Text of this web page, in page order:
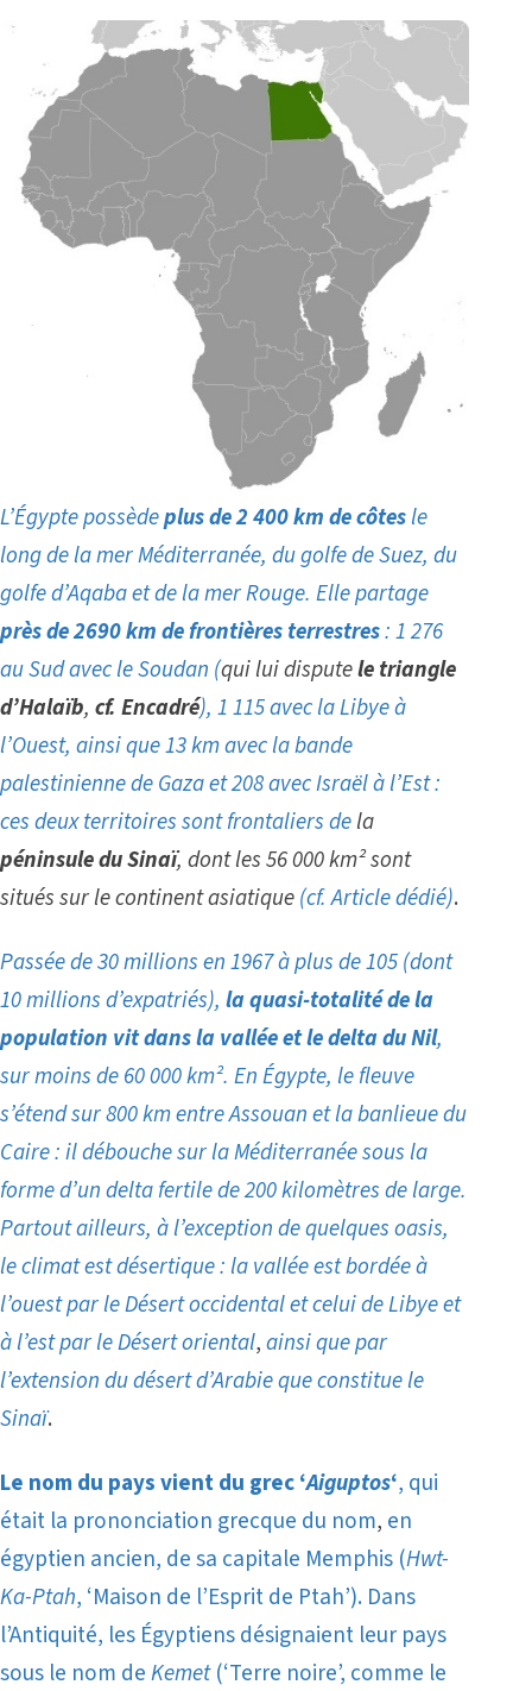
L’Égypte possèdeplus de 2 400 km de côtesle
long de la mer Méditerranée, du golfe de Suez, du
golfe d’Aqaba et de la mer Rouge. Elle partage
près de 2690 km de frontières terrestres: 1 276
au Sud avec le Soudan (qui lui disputele triangle
d’Halaïb, cf. Encadré), 1 115 avec la Libye à
l’Ouest, ainsi que 13 km avec la bande
palestinienne de Gaza et 208 avec Israël à l’Est :
ces deux territoires sont frontaliers dela
péninsule du Sinaï, dont les 56 000 km² sont
situés sur le continent asiatique(cf. Article dédié).
Passée de 30 millions en 1967 à plus de 105 (dont
10 millions d’expatriés), la quasi-totalité de la
population vit dans la vallée et le delta du Nil,
sur moins de 60 000 km². En Égypte, le fleuve
s’étend sur 800 km entre Assouan et la banlieue du
Caire : il débouche sur la Méditerranée sous la
forme d’un delta fertile de 200 kilomètres de large.
Partout ailleurs, à l’exception de quelques oasis,
le climat est désertique : la vallée est bordée à
l’ouest par le Désert occidental et celui de Libye et
à l’est par le Désert oriental,ainsi que par
l’extension du désert d’Arabieque constitue le
Sinaï.
Le nom du pays vient du grec ‘Aiguptos‘, qui
était la prononciation grecque du nom, en
égyptien ancien, de sa capitale Memphis (Hwt-
Ka-Ptah, ‘Maison de l’Esprit de Ptah’). Dans
l’Antiquité, les Égyptiens désignaient leur pays
sous le nom deKemet(‘Terre noire’, comme le